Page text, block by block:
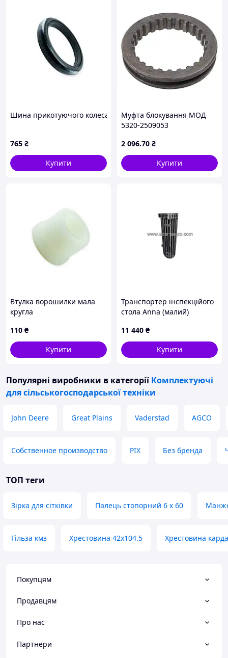
Шина прикотуючого колеса 2” x 13” ”(50 x330) (бандаж),
765 ₴
Купити
Муфта блокування МОД
5320-2509053
2 096.70 ₴
Купити
Втулка ворошилки мала
кругла
110 ₴
Купити
Транспортер інспекційого
стола Anna (малий)
11 440 ₴
Купити
Популярні виробники в категорії Комплектуючі
для сільськогосподарської техніки
John Deere Great Plains Vaderstad AGCO
Собственное производство PIX Без бренда
ТОП теги
Зірка для сітківки Палець стопорний 6 х 60
Гільза кмз Хрестовина 42х104.5 Хрестовина
Покупцям
Продавцям
Про нас
Партнери